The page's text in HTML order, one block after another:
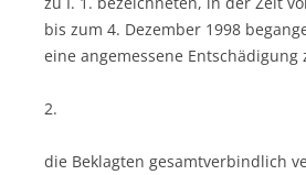
bis zum 4. Dezember 1998
eine angemessene Entschädigung
2.
die Beklagten gesamtverbindlich